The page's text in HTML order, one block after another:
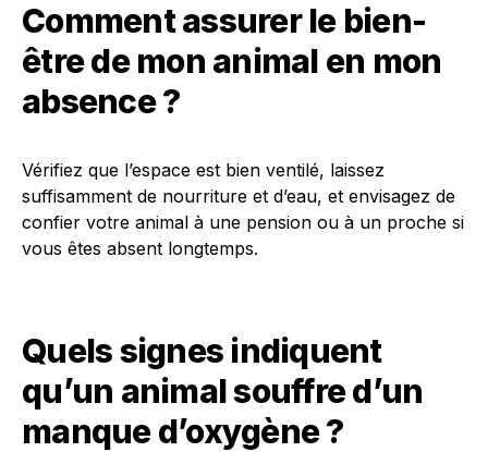
Comment assurer le bien-
être de mon animal en mon
absence ?
Vérifiez que l’espace est bien ventilé, laissez
suffisamment de nourriture et d’eau, et envisagez de
confier votre animal à une pension ou à un proche si
vous êtes absent longtemps.
Quels signes indiquent
qu’un animal souffre d’un
manque d’oxygène ?